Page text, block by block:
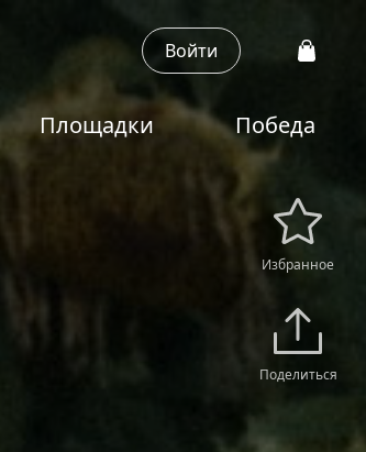
Войти
Площадки Победа
Избранное
Поделиться